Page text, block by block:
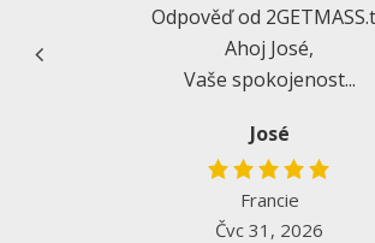
Odpověď od
Ahoj José,
Vaše spokojenost...
José
Francie
Čvc 31, 2026